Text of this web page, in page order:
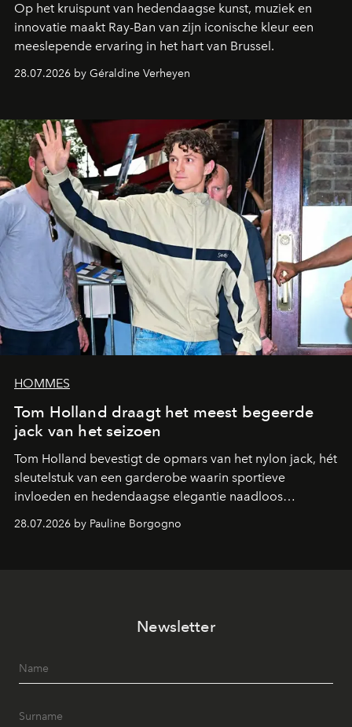
Op het kruispunt van hedendaagse kunst, muziek en
innovatie maakt Ray-Ban van zijn iconische kleur een
meeslepende ervaring in het hart van Brussel.
28.07.2026 by Géraldine Verheyen
HOMMES
Tom Holland draagt het meest begeerde
jack van het seizoen
Tom Holland bevestigt de opmars van het nylon jack, hét
sleutelstuk van een garderobe waarin sportieve
invloeden en hedendaagse elegantie naadloos
samenkomen.
28.07.2026 by Pauline Borgogno
Newsletter